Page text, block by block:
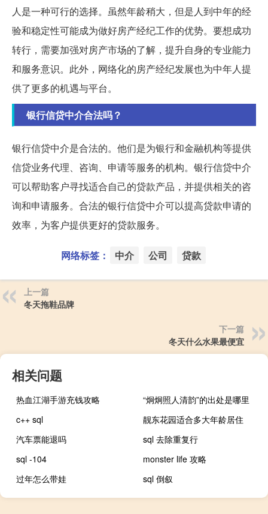
人是一种可行的选择。虽然年龄稍大，但是人到中年的经
验和稳定性可能成为做好房产经纪工作的优势。要想成功
转行，需要加强对房产市场的了解，提升自身的专业能力
和服务意识。此外，网络化的房产经纪发展也为中年人提
供了更多的机遇与平台。
银行信贷中介合法吗？
银行信贷中介是合法的。他们是为银行和金融机构等提供
信贷业务代理、咨询、申请等服务的机构。银行信贷中介
可以帮助客户寻找适合自己的贷款产品，并提供相关的咨
询和申请服务。合法的银行信贷中介可以提高贷款申请的
效率，为客户提供更好的贷款服务。
网络标签： 中介 公司 贷款
上一篇
冬天拖鞋品牌
下一篇
冬天什么水果最便宜
相关问题
热血江湖手游充钱攻略
“炯炯照人清韵”的出处是哪里
c++ sql
靓东花园适合多大年龄居住
汽车票能退吗
sql 去除重复行
sql -104
monster life 攻略
过年怎么带娃
sql 倒叙